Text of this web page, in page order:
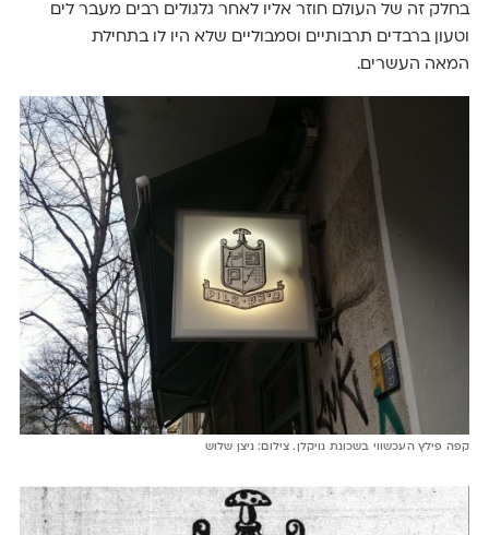
בחלק זה של העולם חוזר אליו לאחר גלגולים רבים מעבר לים
וטעון ברבדים תרבותיים וסמבוליים שלא היו לו בתחילת
המאה העשרים.
קפה פילץ העכשווי בשכונת נויקלן. צילום: ניצן שלוש